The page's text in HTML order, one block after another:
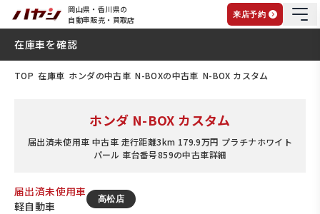
岡山県・香川県の
自動車販売・買取店
来店予約
在庫車を確認
TOP 在庫車 ホンダの中古車 N-BOXの中古車 N-BOX カスタム
ホンダ N-BOX カスタム
届出済未使用車 中古車 走行距離3km 179.9万円 プラチナホワイト
パール 車台番号859の中古車詳細
届出済未使用車
軽自動車
高松店